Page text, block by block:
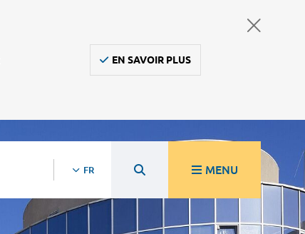
EN SAVOIR PLUS
FR MENU